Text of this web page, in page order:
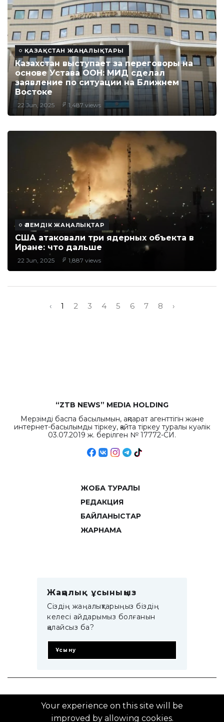
ҚАЗАҚСТАН ЖАҢАЛЫҚТАРЫ
Казахстан выступает за переговоры на
основе Устава ООН: МИД сделал
заявление по ситуации на Ближнем
Востоке
22 Jun, 2025 1,487 views
ӘЛЕМДІК ЖАҢАЛЫҚТАР
США атаковали три ядерных объекта в
Иране: что дальше
22 Jun, 2025 1,887 views
‹ 1 2 3 4 5 6 7 8 ›
“ZTB NEWS” MEDIA HOLDING
Мерзімді баспа басылымын, ақпарат агенттігін және
интернет-басылымды тіркеу, қайта тіркеу туралы куәлік
03.07.2019 ж. берілген № 17772-СИ.
ЖОБА ТУРАЛЫ
РЕДАКЦИЯ
БАЙЛАНЫСТАР
ЖАРНАМА
Жаңалық ұсыныңыз
Сіздің жаңалықтарыңыз біздің
келесі айдарымыз болғанын
қалайсыз ба?
Ұсыну
© 2014–2025 ZTB.KZ
Your experience on this site will be
improved by allowing cookies.